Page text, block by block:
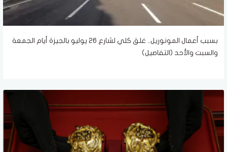
بسبب أعمال المونوريل.. غلق كلي لشارع 26 يوليو بالجيزة أيام الجمعة
والسبت والأحد (التفاصيل)